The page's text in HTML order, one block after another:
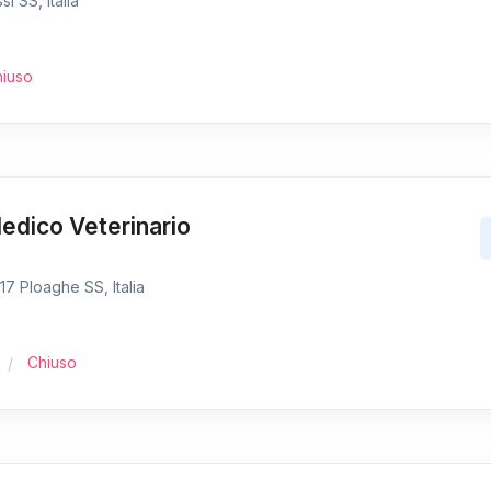
Veterinario
Ploaghe SS, Italia
Chiuso